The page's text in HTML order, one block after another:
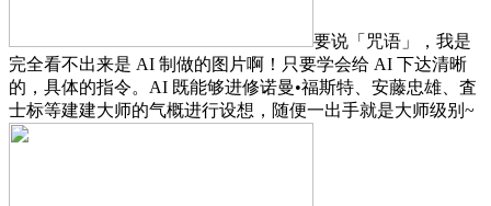
要说「咒语」，我是
完全看不出来是 AI 制做的图片啊！只要学会给 AI 下达清晰
的，具体的指令。AI 既能够进修诺曼•福斯特、安藤忠雄、査
士标等建建大师的气概进行设想，随便一出手就是大师级别~